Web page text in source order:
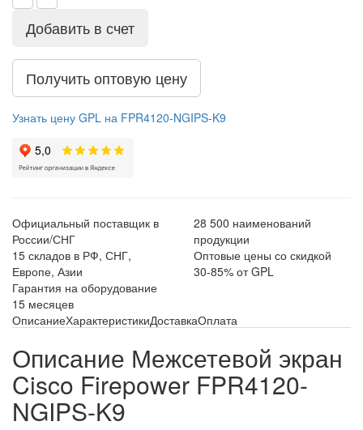
Добавить в счет
Получить оптовую цену
Узнать цену GPL на FPR4120-NGIPS-K9
Официальный поставщик в
России/СНГ
28 500 наименований
продукции
15 складов в РФ, СНГ,
Европе, Азии
Оптовые цены со скидкой
30-85% от GPL
Гарантия на оборудование
15 месяцев
ОписаниеХарактеристикиДоставкаОплата
Описание Межсетевой экран
Cisco Firepower FPR4120-
NGIPS-K9